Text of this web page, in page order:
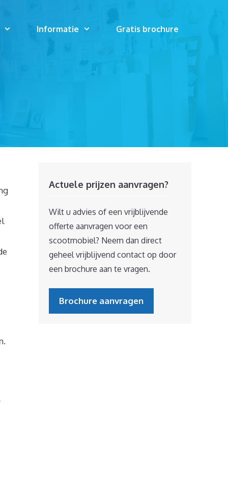
Informatie Gratis brochure
Actuele prijzen aanvragen?
Wilt u advies of een vrijblijvende
offerte aanvragen voor een
scootmobiel? Neem dan direct
geheel vrijblijvend contact op door
een brochure aan te vragen.
Brochure aanvragen